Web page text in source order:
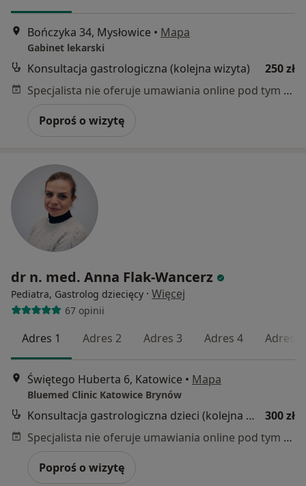
Bończyka 34, Mysłowice • Mapa
Gabinet lekarski
Konsultacja gastrologiczna (kolejna wizyta)
250 zł
Specjalista nie oferuje umawiania online pod tym adresem.
Poproś o wizytę
dr n. med. Anna Flak-Wancerz
Pediatra, Gastrolog dziecięcy · Więcej
67 opinii
Adres 1 Adres 2 Adres 3 Adres 4 Adres 5
Świętego Huberta 6, Katowice • Mapa
Bluemed Clinic Katowice Brynów
Konsultacja gastrologiczna dzieci (kolejna wizyta)
300 zł
Specjalista nie oferuje umawiania online pod tym adresem.
Poproś o wizytę